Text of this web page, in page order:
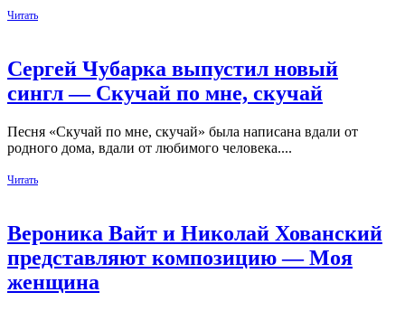
Читать
Сергей Чубарка выпустил новый
сингл — Скучай по мне, скучай
Песня «Скучай по мне, скучай» была написана вдали от
родного дома, вдали от любимого человека....
Читать
Вероника Вайт и Николай Хованский
представляют композицию — Моя
женщина